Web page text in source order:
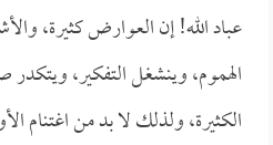
عباد الله! إن العوارض كثيرة،
الهموم، وينشغل التفكير،
الكثيرة، ولذلك لا بد من اغتنام